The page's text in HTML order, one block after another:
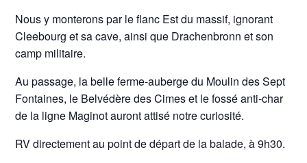
Nous y monterons par le flanc Est du massif, ignorant
Cleebourg et sa cave, ainsi que Drachenbronn et son
camp militaire.
Au passage, la belle ferme-auberge du Moulin des Sept
Fontaines, le Belvédère des Cimes et le fossé anti-char
de la ligne Maginot auront attisé notre curiosité.
RV directement au point de départ de la balade, à 9h30.